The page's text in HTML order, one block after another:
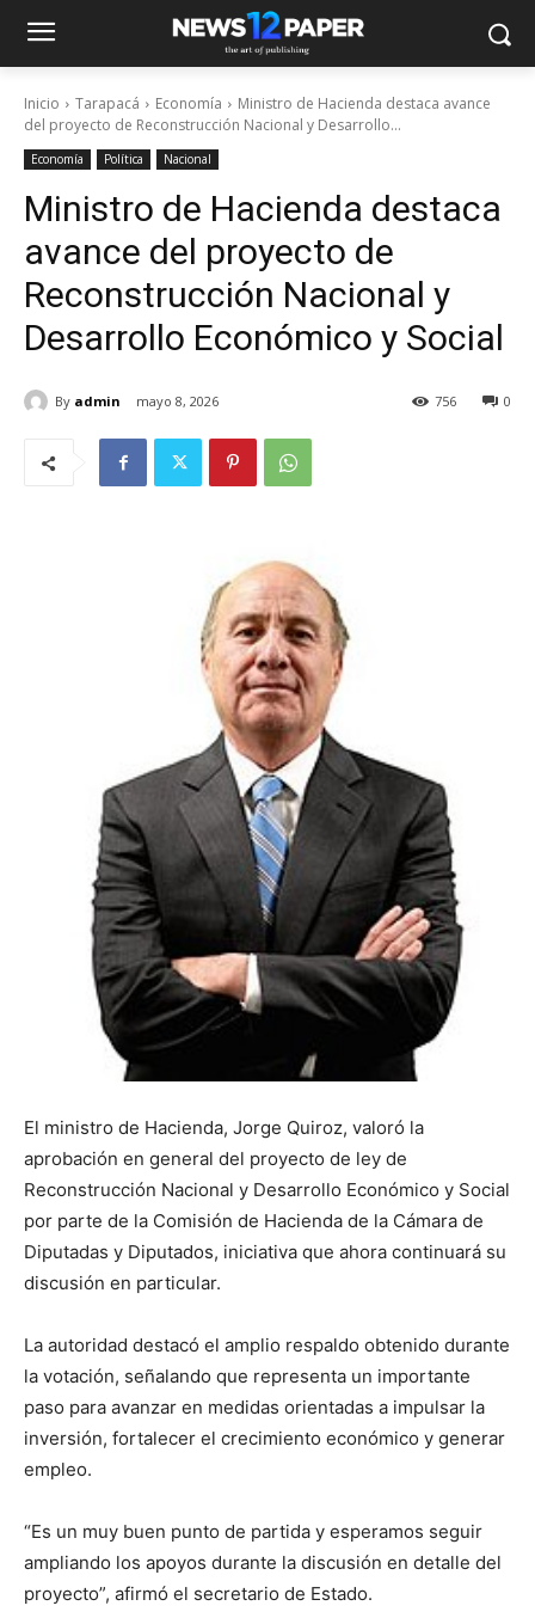
Inicio Tarapacá Economía
Ministro de Hacienda destaca avance
del proyecto de Reconstrucción Nacional y Desarrollo...
Economía Política Nacional
Ministro de Hacienda destaca
avance del proyecto de
Reconstrucción Nacional y
Desarrollo Económico y Social
By admin mayo 8, 2026 0
756
El ministro de Hacienda, Jorge Quiroz, valoró la
aprobación en general del proyecto de ley de
Reconstrucción Nacional y Desarrollo Económico y Social
por parte de la Comisión de Hacienda de la Cámara de
Diputadas y Diputados, iniciativa que ahora continuará su
discusión en particular.
La autoridad destacó el amplio respaldo obtenido durante
la votación, señalando que representa un importante
paso para avanzar en medidas orientadas a impulsar la
inversión, fortalecer el crecimiento económico y generar
empleo.
“Es un muy buen punto de partida y esperamos seguir
ampliando los apoyos durante la discusión en detalle del
proyecto”, afirmó el secretario de Estado.